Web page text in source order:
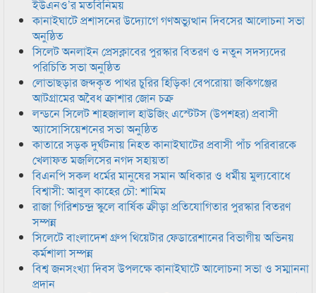
ইউএনও’র মতবিনিময়
কানাইঘাটে প্রশাসনের উদ্যোগে গণঅভ্যুত্থান দিবসের আলোচনা সভা
অনুষ্ঠিত
সিলেট অনলাইন প্রেসক্লাবের পুরস্কার বিতরণ ও নতুন সদস্যদের
পরিচিতি সভা অনুষ্ঠিত
লোভাছড়ার জব্দকৃত পাথর চুরির হিড়িক! বেপরোয়া জকিগঞ্জের
আটগ্রামের অবৈধ ক্রাশার জোন চক্র
লন্ডনে সিলেট শাহজালাল হাউজিং এস্টেটস (উপশহর) প্রবাসী
অ্যাসোসিয়েশনের সভা অনুষ্ঠিত
কাতারে সড়ক দুর্ঘটনায় নিহত কানাইঘাটের প্রবাসী পাঁচ পরিবারকে
খেলাফত মজলিসের নগদ সহায়তা
বিএনপি সকল ধর্মের মানুষের সমান অধিকার ও ধর্মীয় মুল্যবোধে
বিশ্বাসী: আবুল কাহের চৌ: শামিম
রাজা গিরিশচন্দ্র স্কুলে বার্ষিক ক্রীড়া প্রতিযোগিতার পুরস্কার বিতরণ
সম্পন্ন
সিলেটে বাংলাদেশ গ্রুপ থিয়েটার ফেডারেশানের বিভাগীয় অভিনয়
কর্মশালা সম্পন্ন
বিশ্ব জনসংখ্যা দিবস উপলক্ষে কানাইঘাটে আলোচনা সভা ও সম্মাননা
প্রদান